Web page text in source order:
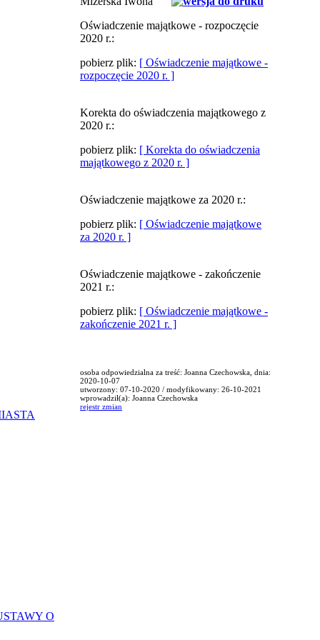
O
Oświadczenie majątkowe - rozpoczęcie
2020 r.:
pobierz plik: [ Oświadczenie majątkowe -
rozpoczęcie 2020 r. ]
Korekta do oświadczenia majątkowego z
2020 r.:
pobierz plik: [ Korekta do oświadczenia
majątkowego z 2020 r. ]
Oświadczenie majątkowe za 2020 r.:
pobierz plik: [ Oświadczenie majątkowe
za 2020 r. ]
Oświadczenie majątkowe - zakończenie
2021 r.:
pobierz plik: [ Oświadczenie majątkowe -
zakończenie 2021 r. ]
osoba odpowiedzialna za treść: Joanna Czechowska, dnia:
2020-10-07
utworzony: 07-10-2020 / modyfikowany: 26-10-2021
wprowadził(a): Joanna Czechowska
rejestr zmian